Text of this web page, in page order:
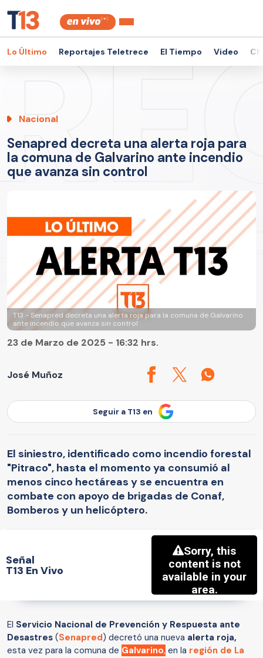
Lo Último Reportajes Teletrece El Tiempo Video
Nacional
Senapred decreta una alerta roja para
la comuna de Galvarino ante incendio
que avanza sin control
T13 - Senapred decreta una alerta roja para la comuna de Galvarino
ante incendio que avanza sin control
José Muñoz
23 de Marzo de 2025 - 16:32 hrs.
Seguir a T13 en
El siniestro, identificado como incendio forestal
"Pitraco", hasta el momento ya consumió al
menos cinco hectáreas y se encuentra en
combate con apoyo de brigadas de Conaf,
Bomberos y un helicóptero.
Señal
T13 En Vivo
El Servicio Nacional de Prevención y Respuesta ante
Desastres (Senapred) decretó una nueva alerta roja,
esta vez para la comuna de Galvarino, en la región de La